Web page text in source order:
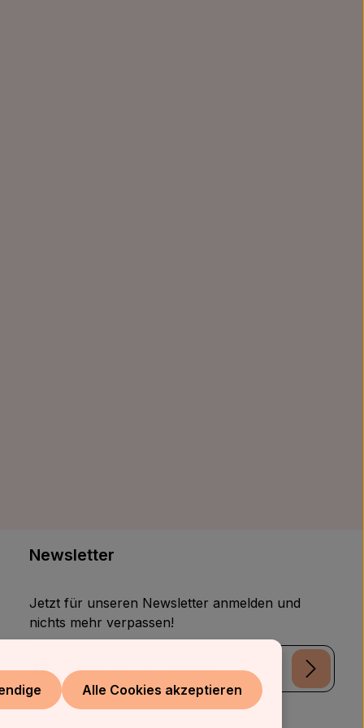
Newsletter
Jetzt für unseren Newsletter anmelden und
nichts mehr verpassen!
Datenschutz
Alle Cookies akzeptieren